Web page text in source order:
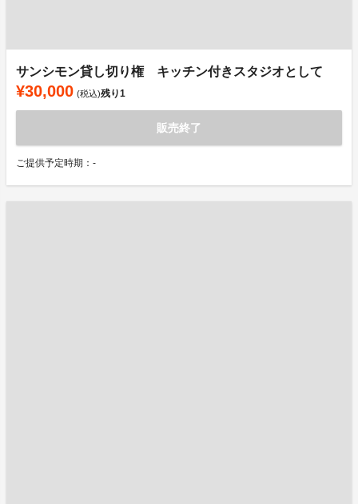
サンシモン貸し切り権 キッチン付きスタジオとして
¥30,000 (税込)残り1
販売終了
ご提供予定時期：-